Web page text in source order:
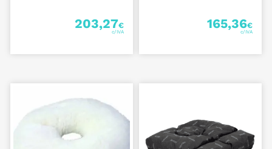
203,27€ 165,36€